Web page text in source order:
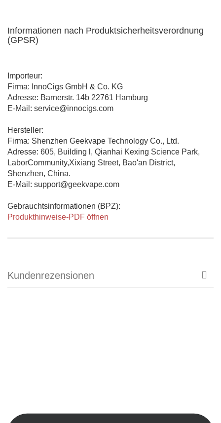
Informationen nach Produktsicherheitsverordnung
(GPSR)
Importeur:
Firma: InnoCigs GmbH & Co. KG
Adresse: Barnerstr. 14b 22761 Hamburg
E-Mail: service@innocigs.com
Hersteller:
Firma: Shenzhen Geekvape Technology Co., Ltd.
Adresse: 605, Building l, Qianhai Kexing Science Park,
LaborCommunity,Xixiang Street, Bao'an District,
Shenzhen, China.
E-Mail: support@geekvape.com
Gebrauchtsinformationen (BPZ):
Produkthinweise-PDF öffnen
Kundenrezensionen